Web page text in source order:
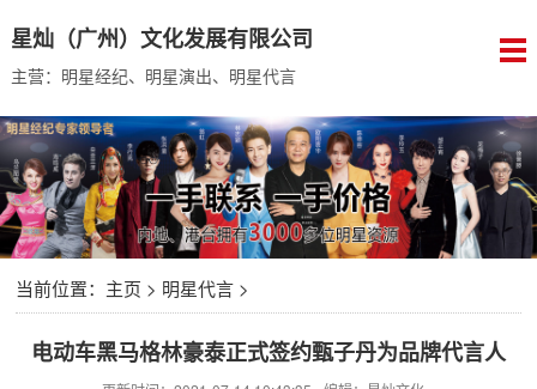
星灿（广州）文化发展有限公司
主营：明星经纪、明星演出、明星代言
当前位置： 主页 > 明星代言>
电动车黑马格林豪泰正式签约甄子丹为品牌代言人